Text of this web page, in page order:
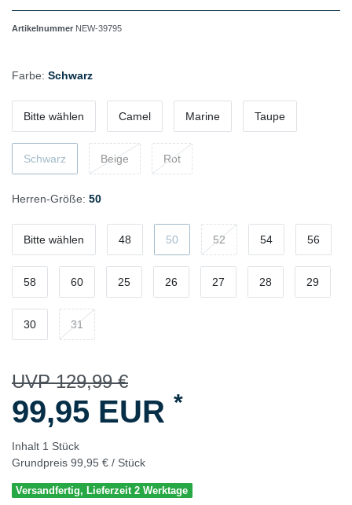
Artikelnummer NEW-39795
Farbe: Schwarz
Bitte wählen Camel Marine Taupe
Schwarz Beige Rot
Herren-Größe: 50
Bitte wählen 48 50 52 54 56
58 60 25 26 27 28 29
30 31
UVP 129,99 €
99,95 EUR *
Inhalt 1 Stück
Grundpreis 99,95 € / Stück
Versandfertig, Lieferzeit 2 Werktage